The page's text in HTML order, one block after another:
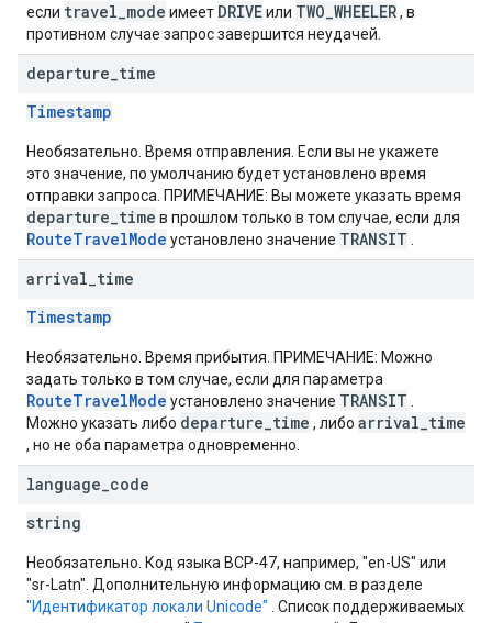
если travel_mode имеет DRIVEили TWO_WHEELER, в
противном случае запрос завершится неудачей.
departure time
Timestamp
Необязательно. Время отправления. Если вы не укажете
это значение, по умолчанию будет установлено время
отправки запроса. ПРИМЕЧАНИЕ: Вы можете указать время
departure_time в прошлом только в том случае, если для
RouteTravelMode установлено значение TRANSIT
arrival time
Timestamp
Необязательно. Время прибытия. ПРИМЕЧАНИЕ: Можно
задать только в том случае, если для параметра
RouteTravelMode установлено значение TRANSIT
Можно указать либо departure_time , либо arrival_time
, но не оба параметра одновременно.
language code
string
Необязательно. Код языка BCP-47, например, "en-US" или
"sr-Latn". Дополнительную информацию см. в разделе
"Идентификатор локали Unicode" . Список поддерживаемых